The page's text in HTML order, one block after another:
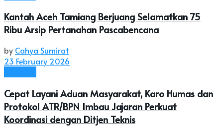
Kantah Aceh Tamiang Berjuang Selamatkan 75
Ribu Arsip Pertanahan Pascabencana
by Cahya Sumirat
23 February 2026
Cepat Layani Aduan Masyarakat, Karo Humas dan
Protokol ATR/BPN Imbau Jajaran Perkuat
Koordinasi dengan Ditjen Teknis